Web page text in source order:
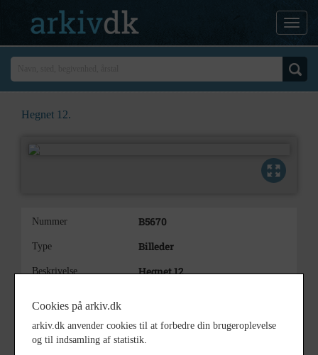
Hegnet 12.
Nummer B5670
Type Billeder
Beskrivelse Hegnet 12.
Årstal 1900
Dateringsnote u.å.
Cookies på arkiv.dk
arkiv.dk anvender cookies til at forbedre din brugeroplevelse
og til indsamling af statistik.